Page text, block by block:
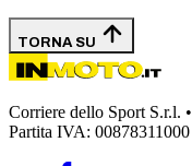
TORNA SU
Corriere dello Sport S.r.l.
Partita IVA: